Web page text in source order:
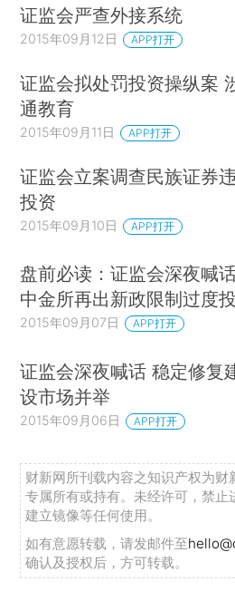
证监会严查外接系统
2015年09月12日 APP打开
证监会拟处罚投资操纵案
通教育
2015年09月11日 APP打开
证监会立案调查民族证券
投资
2015年09月10日 APP打开
盘前必读：证监会深夜喊
中金所再出新政限制过度
2015年09月07日 APP打开
证监会深夜喊话 稳定修复
设市场并举
2015年09月06日 APP打开
财新网所刊载内容之知识产权为财
专属所有或持有。未经许可，禁止
建立镜像等任何使用。
如有意愿转载，请发邮件至
确认及授权后，方可转载。